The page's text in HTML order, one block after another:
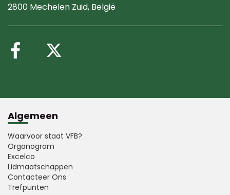
2800 Mechelen Zuid, België
Volg ons op Facebook
Algemeen
Waarvoor staat VFB?
Organogram
Excelco
Lidmaatschappen
Contacteer Ons
Trefpunten